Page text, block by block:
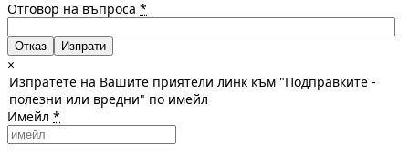
Отговор на въпроса *
Отказ
×
Изпратете на Вашите приятели линк към "Подправките -
полезни или вредни" по имейл
Имейл *